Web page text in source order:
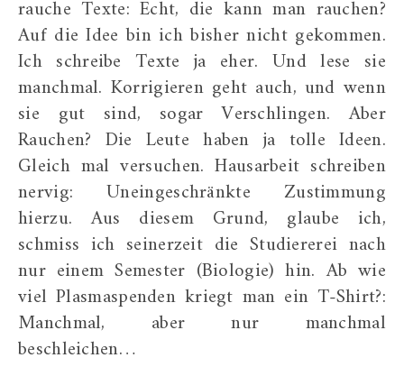
rauche Texte: Echt, die kann man rauchen?
Auf die Idee bin ich bisher nicht gekommen.
Ich schreibe Texte ja eher. Und lese sie
manchmal. Korrigieren geht auch, und wenn
sie gut sind, sogar Verschlingen. Aber
Rauchen? Die Leute haben ja tolle Ideen.
Gleich mal versuchen. Hausarbeit schreiben
nervig: Uneingeschränkte Zustimmung
hierzu. Aus diesem Grund, glaube ich,
schmiss ich seinerzeit die Studiererei nach
nur einem Semester (Biologie) hin. Ab wie
viel Plasmaspenden kriegt man ein T-Shirt?:
Manchmal, aber nur manchmal
beschleichen…